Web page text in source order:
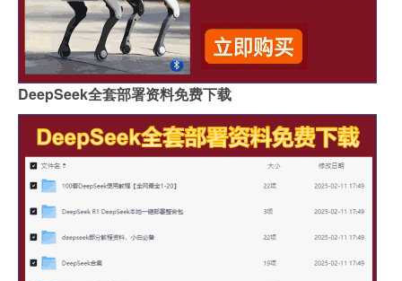
DeepSeek全套部署资料免费下载